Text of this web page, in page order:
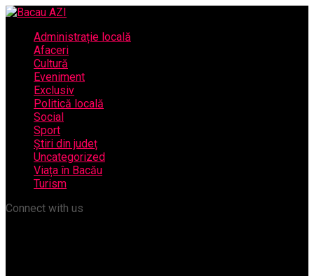
Administrație locală
Afaceri
Cultură
Eveniment
Exclusiv
Politică locală
Social
Sport
Știri din județ
Uncategorized
Viața în Bacău
Turism
Connect with us